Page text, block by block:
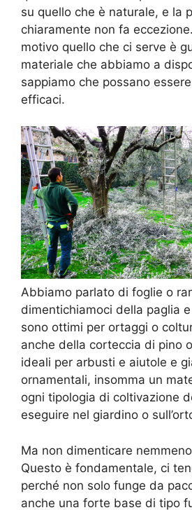
su quello che è naturale, e la
chiaramente non fa
motivo quello che ci serve è
materiale che abbiamo a
sappiamo che possano
efficaci.
Abbiamo parlato di foglie o
dimentichiamoci della paglia
sono ottimi per ortaggi o
anche della corteccia di pino
ideali per arbusti e aiutole e
ornamentali, insomma un
ogni tipologia di coltivazione
eseguire nel giardino o
Ma non dimenticare
Questo è fondamentale, ci
perché non solo funge da
anche una forte base di tipo